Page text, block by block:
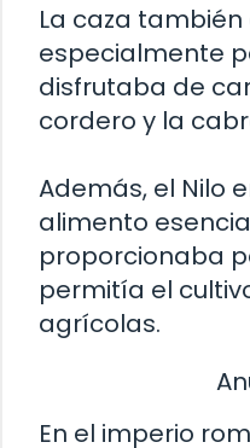
La caza
especialmente
disfrutaba de
cordero y la
Además, el Nilo
alimento
proporcionaba
permitía el
agrícolas.
En el imperio